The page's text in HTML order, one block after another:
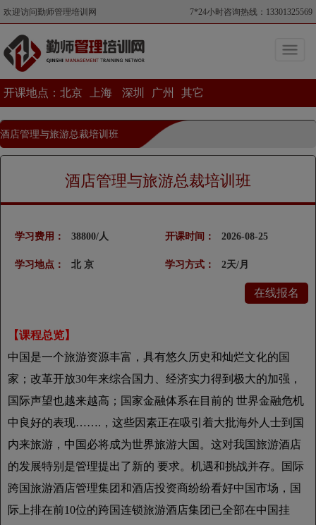
欢迎访问勤师管理培训网 7*24小时咨询热线：13301325569
开课地点： 北京 上海 深圳 广州 其它
酒店管理与旅游总裁培训班
酒店管理与旅游总裁培训班
学习费用： 38800/人
学习地点： 北 京
开课时间： 2026-08-25
学习方式： 2天/月
在线报名
【课程总览】
中国是一个旅游资源丰富，具有悠久历史和灿烂文化的国
家；改革开放30年来综合国力、经济实力得到极大的加强，
国际声望也越来越高；国家金融体系在目前的 世界金融危机
中良好的表现…….，这些因素正在吸引着大批海外人士到国
内来旅游，中国必将成为世界旅游大国。这对我国旅游酒店
的发展特别是管理提出了新的 要求。机遇和挑战并存。国际
跨国旅游酒店管理集团和酒店投资商纷纷看好中国市场，国
际上排在前10位的跨国连锁旅游酒店集团已全部在中国挂